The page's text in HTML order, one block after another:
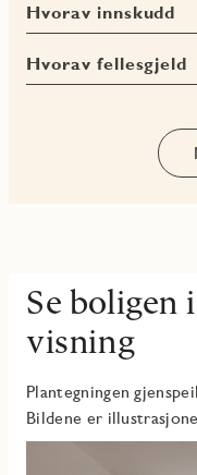
Hvorav innskudd
Hvorav fellesgjeld
om
Les
om
Les
Les Les
BRA
totalt
Se boligen
visning
Plantegningen
Bildene er